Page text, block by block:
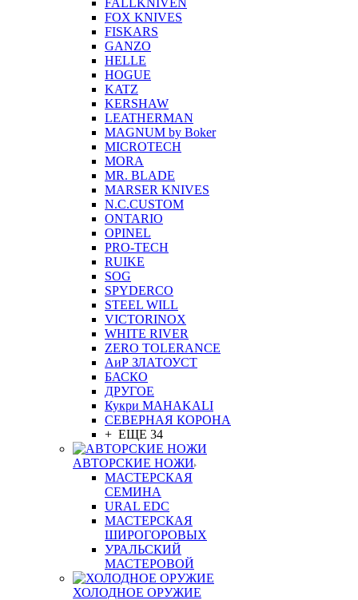
FALLKNIVEN
FOX KNIVES
FISKARS
GANZO
HELLE
HOGUE
KATZ
KERSHAW
LEATHERMAN
MAGNUM by Boker
MICROTECH
MORA
MR. BLADE
MARSER KNIVES
N.C.CUSTOM
ONTARIO
OPINEL
PRO-TECH
RUIKE
SOG
SPYDERCO
STEEL WILL
VICTORINOX
WHITE RIVER
ZERO TOLERANCE
АиР ЗЛАТОУСТ
БАСКО
ДРУГОЕ
Кукри MAHAKALI
СЕВЕРНАЯ КОРОНА
+ ЕЩЕ 34
АВТОРСКИЕ НОЖИ
МАСТЕРСКАЯ
СЕМИНА
URAL EDC
МАСТЕРСКАЯ
ШИРОГОРОВЫХ
УРАЛЬСКИЙ
МАСТЕРОВОЙ
ХОЛОДНОЕ ОРУЖИЕ